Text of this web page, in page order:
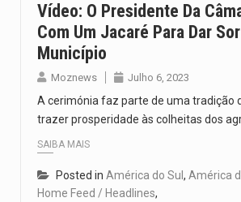
Vídeo: O Presidente Da
Com Um Jacaré Para Dar
Município
Moznews Julho 6, 2023
A cerimónia faz parte de uma tradição
trazer prosperidade às colheitas dos
SAIBA MAIS
Posted in América do Sul , América
Home Feed / Headlines,